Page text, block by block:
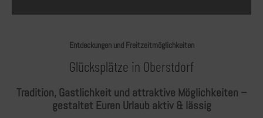
Entdeckungen und Freitzeitmöglichkeiten
Glücksplätze in Oberstdorf
Tradition, Gastlichkeit und attraktive Möglichkeiten –
gestaltet Euren Urlaub aktiv & lässig